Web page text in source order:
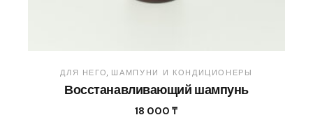
ДЛЯ НЕГО ШАМПУНИ И КОНДИЦИОНЕРЫ
Восстанавливающий шампунь
18 000₸